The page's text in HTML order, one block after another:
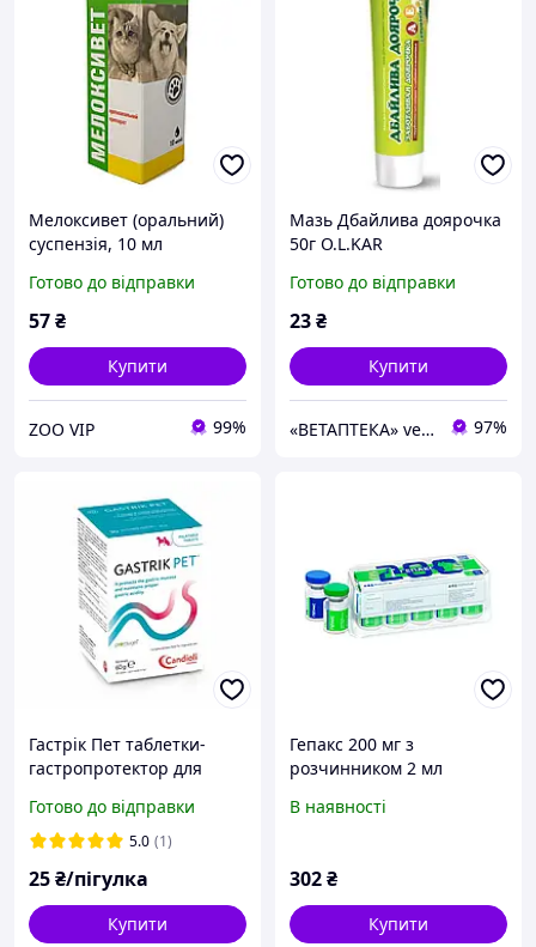
Мелоксивет (оральний)
суспензія, 10 мл
Готово до відправки
57₴
Купити
ZOO VIP 99%
Мазь Дбайлива доярочка
50г O.L.KAR
Готово до відправки
23₴
Купити
«ВЕТАПТЕКА» vetapteka.vinnica.ua 97%
Гастрік Пет таблетки-
гастропротектор для
Готово до відправки
5.0 (1)
25₴/пігулка
Купити
Гепакс 200 мг з
розчинником 2 мл
В наявності
302₴
Купити